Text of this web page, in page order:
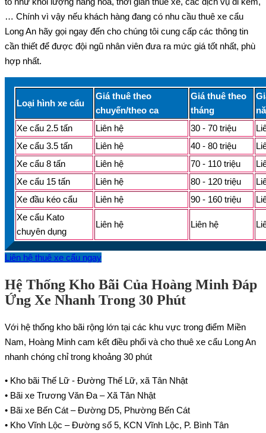
… Chính vì vậy nếu khách hàng đang có nhu cầu thuê xe cẩu
Long An hãy gọi ngay đến cho chúng tôi cung cấp các thông tin
cần thiết để được đội ngũ nhân viên đưa ra mức giá tốt nhất, phù
hợp nhất.
Loại hình xe cẩu
Giá thuê theo
chuyến/theo ca
Giá thuê theo
tháng
Xe cẩu 2.5 tấn
Liên hệ 30 - 70 triệu
Xe cẩu 3.5 tấn
Liên hệ 40 - 80 triệu
Xe cẩu 8 tấn
Liên hệ 70 - 110 triệu
Xe cẩu 15 tấn
Liên hệ 80 - 120 triệu
Xe đầu kéo cẩu
Liên hệ 90 - 160 triệu
Xe cẩu Kato
chuyên dụng
Liên hệ Liên hệ
Liên hệ thuê xe cẩu ngay
Hệ Thống Kho Bãi Của Hoàng Minh Đáp
Ứng Xe Nhanh Trong 30 Phút
Với hệ thống kho bãi rộng lớn tại các khu vực trong điểm Miền
Nam, Hoàng Minh cam kết điều phối và cho thuê xe cẩu Long An
nhanh chóng chỉ trong khoảng 30 phút
• Kho bãi Thế Lữ - Đường Thế Lữ, xã Tân Nhật
• Bãi xe Trương Văn Đa – Xã Tân Nhật
• Bãi xe Bến Cát – Đường D5, Phường Bến Cát
• Kho Vĩnh Lộc – Đường số 5, KCN Vĩnh Lộc, P. Bình Tân